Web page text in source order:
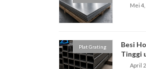
Mei 4,
Plat Grating
Besi
Tinggi
April